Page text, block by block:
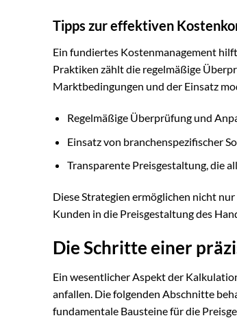
Tipps zur effektiven
Ein fundiertes Kostenmanagement
Praktiken zählt die regelmäßige
Marktbedingungen und der Einsatz
Regelmäßige Überprüfung und
Einsatz von branchenspezifischer
Transparente Preisgestaltung, die
Diese Strategien ermöglichen nicht
Kunden in die Preisgestaltung des
Die Schritte einer
Ein wesentlicher Aspekt der
anfallen. Die folgenden Abschnitte
fundamentale Bausteine für die